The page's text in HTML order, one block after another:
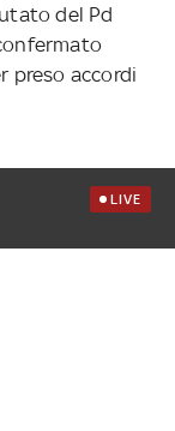
del Pd
preso accordi
LIVE